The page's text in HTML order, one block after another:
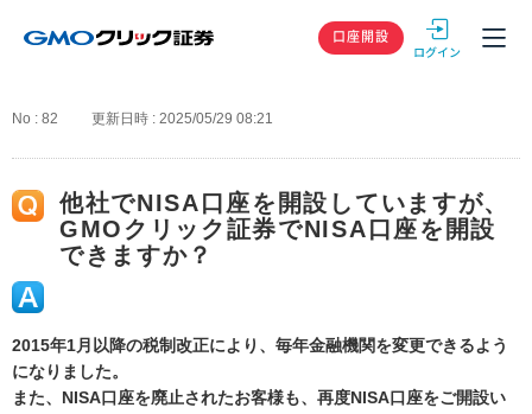
GMOクリック
口座開設
No : 82 更新日時 : 2025/05/29 08:21
他社でNISA口座を開設していますが、
GMOクリック証券でNISA口座を開設
できますか？
2015年1月以降の税制改正により、毎年金融機関を変更できるよう
になりました。
また、NISA口座を廃止されたお客様も、再度NISA口座をご開設い